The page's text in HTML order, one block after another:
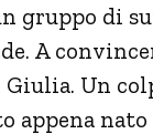
gruppo di
A
Un
appena